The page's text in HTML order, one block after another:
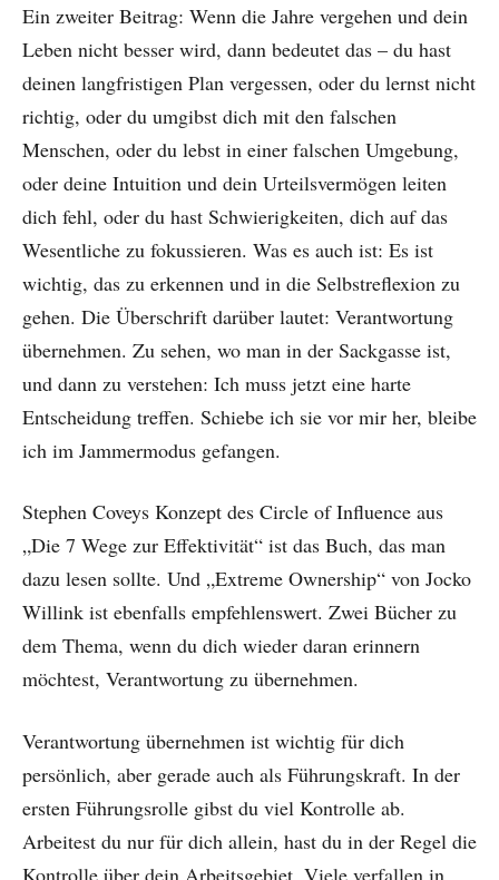
Ein zweiter Beitrag: Wenn die Jahre vergehen und dein
Leben nicht besser wird, dann bedeutet das – du hast
deinen langfristigen Plan vergessen, oder du lernst nicht
richtig, oder du umgibst dich mit den falschen
Menschen, oder du lebst in einer falschen Umgebung,
oder deine Intuition und dein Urteilsvermögen leiten
dich fehl, oder du hast Schwierigkeiten, dich auf das
Wesentliche zu fokussieren. Was es auch ist: Es ist
wichtig, das zu erkennen und in die Selbstreflexion zu
gehen. Die Überschrift darüber lautet: Verantwortung
übernehmen. Zu sehen, wo man in der Sackgasse ist,
und dann zu verstehen: Ich muss jetzt eine harte
Entscheidung treffen. Schiebe ich sie vor mir her, bleibe
ich im Jammermodus gefangen.
Stephen Coveys Konzept des Circle of Influence aus
„Die 7 Wege zur Effektivität“ ist das Buch, das man
dazu lesen sollte. Und „Extreme Ownership“ von Jocko
Willink ist ebenfalls empfehlenswert. Zwei Bücher zu
dem Thema, wenn du dich wieder daran erinnern
möchtest, Verantwortung zu übernehmen.
Verantwortung übernehmen ist wichtig für dich
persönlich, aber gerade auch als Führungskraft. In der
ersten Führungsrolle gibst du viel Kontrolle ab.
Arbeitest du nur für dich allein, hast du in der Regel die
Kontrolle über dein Arbeitsgebiet. Viele verfallen in